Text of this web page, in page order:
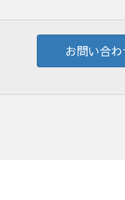
お問い合